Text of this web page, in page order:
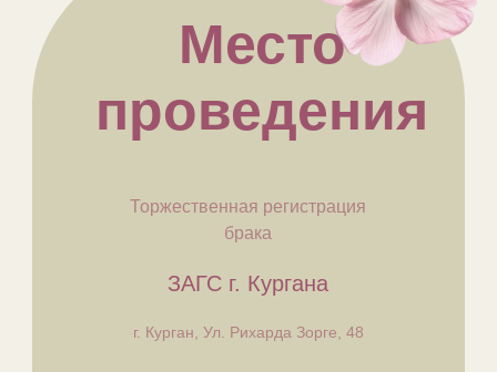
Торжественная регистрация
брака
ЗАГС г. Кургана
г. Курган, Ул. Рихарда Зорге, 48
Место
проведения